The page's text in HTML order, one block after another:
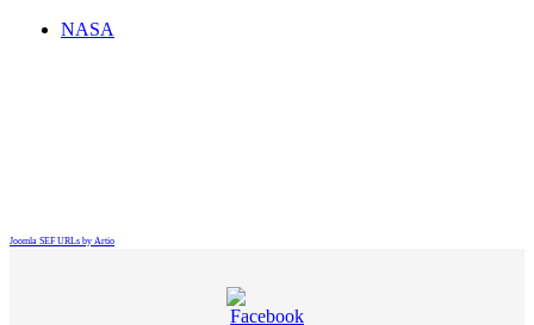
NASA
Joomla SEF URLs by Artio